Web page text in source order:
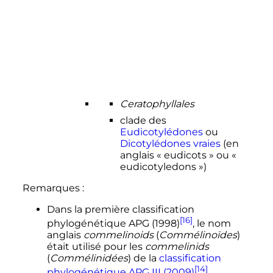
Ceratophyllales
clade des
Eudicotylédonesou
Dicotylédones vraies(en
anglais « eudicots» ou «
eudicotyledons»)
Remarques :
Dans la première classification
phylogénétique APG (1998)[16], le nom
anglais commelinoids(Commélinoïdes)
était utilisé pour les commelinids
(Commélinidées) de la classification
[14]